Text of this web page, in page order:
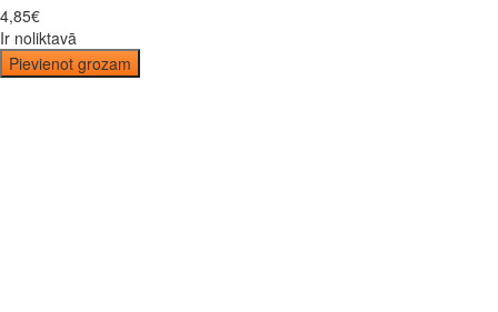
4,85€
Ir noliktavā
Pievienot grozam